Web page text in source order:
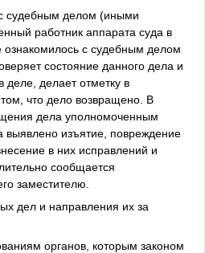
судебным делом (иными
работник аппарата суда в
ознакомилось с судебным делом
состояние данного дела и
деле, делает отметку в
что дело возвращено. В
дела уполномоченным
выявлено изъятие, повреждение
в них исправлений и
сообщается
заместителю.
дел и направления их за
органов, которым законом